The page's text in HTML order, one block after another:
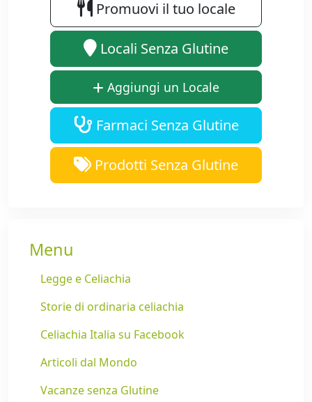
Promuovi il tuo locale
Locali Senza Glutine
Aggiungi un Locale
Farmaci Senza Glutine
Prodotti Senza Glutine
Menu
Legge e Celiachia
Storie di ordinaria celiachia
Celiachia Italia su Facebook
Articoli dal Mondo
Vacanze senza Glutine